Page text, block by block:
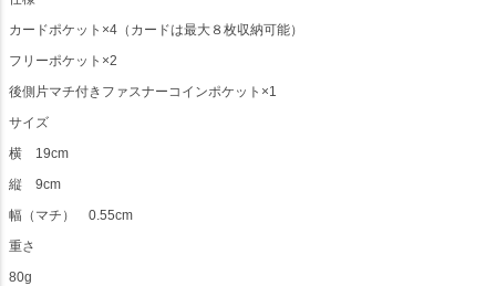
カードポケット×4（カードは最大８枚収納可能）
フリーポケット×2
後側片マチ付きファスナーコインポケット×1
サイズ
横 19cm
縦 9cm
幅（マチ） 0.55cm
重さ
80g